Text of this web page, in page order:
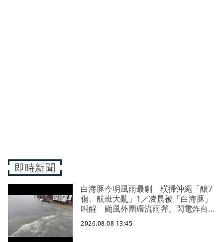
即時新聞
白海豚今明風雨最劇 橫掃沖繩「釀7
傷、航班大亂」1／凌晨被「白海豚」
叫醒 颱風外圍環流雨彈、閃電炸台
中
2026.08.08 13:45